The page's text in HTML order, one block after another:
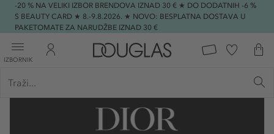
-20 % NA VELIKI IZBOR BRENDOVA IZNAD 30 € ★ DO DODATNIH -6 %
S BEAUTY CARD ★ 8.-9.8.2026. ★ NOVO: BESPLATNA DOSTAVA U
PAKETOMATE ZA NARUDŽBE IZNAD 30 €
IZBORNIK